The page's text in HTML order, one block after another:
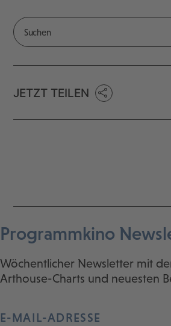
JETZT TEILEN
Programmkino
Wöchentlicher Newsletter mit
Arthouse-Charts und neuesten
E-MAIL-ADRESSE